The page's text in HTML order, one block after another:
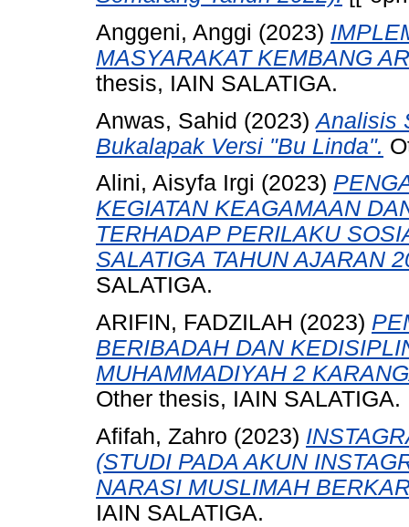
Anggeni, Anggi (2023)
MASYARAKAT KEMBANG
thesis, IAIN SALATIGA.
Anwas, Sahid (2023)Analisis
Bukalapak Versi "Bu Linda".
Alini, Aisyfa Irgi (2023)
KEGIATAN KEAGAMAAN
TERHADAP PERILAKU
SALATIGA TAHUN AJARAN
SALATIGA.
ARIFIN, FADZILAH (2023)
BERIBADAH DAN
MUHAMMADIYAH 2
Other thesis, IAIN SALATIGA.
Afifah, Zahro (2023)
(STUDI PADA AKUN
NARASI MUSLIMAH
IAIN SALATIGA.